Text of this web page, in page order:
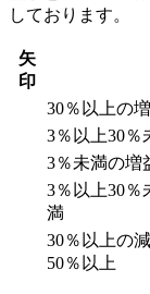
しております。
矢
印
30％以上の
3％以上30％
3％未満の増
3％以上30％
満
30％以上の
50％以上